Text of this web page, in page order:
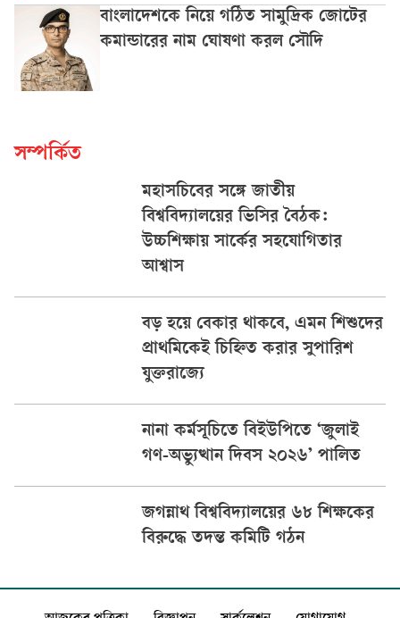
বাংলাদেশকে নিয়ে গঠিত সামুদ্রিক জোটের
কমান্ডারের নাম ঘোষণা করল সৌদি
সম্পর্কিত
মহাসচিবের সঙ্গে জাতীয়
বিশ্ববিদ্যালয়ের ভিসির বৈঠক:
উচ্চশিক্ষায় সার্কের সহযোগিতার
আশ্বাস
বড় হয়ে বেকার থাকবে, এমন শিশুদের
প্রাথমিকেই চিহ্নিত করার সুপারিশ
যুক্তরাজ্যে
নানা কর্মসূচিতে বিইউপিতে ‘জুলাই
গণ-অভ্যুত্থান দিবস ২০২৬’ পালিত
জগন্নাথ বিশ্ববিদ্যালয়ের ৬৮ শিক্ষকের
বিরুদ্ধে তদন্ত কমিটি গঠন